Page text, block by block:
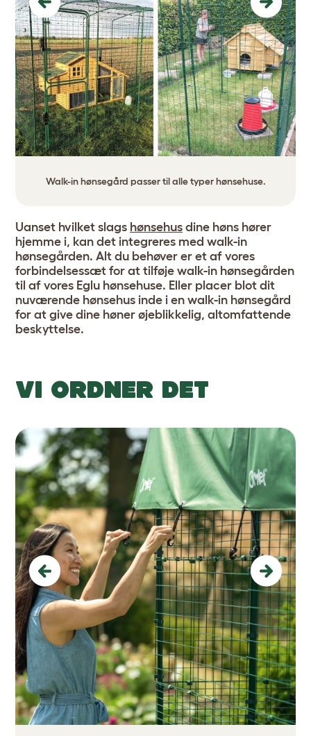
Walk-in hønsegård passer til alle typer hønsehuse.
Previous Next
Uanset hvilket slags hønsehus dine høns hører
hjemme i, kan det integreres med walk-in
hønsegården. Alt du behøver er et af vores
forbindelsessæt for at tilføje walk-in hønsegården
til af vores Eglu hønsehuse. Eller placer blot dit
nuværende hønsehus inde i en walk-in hønsegård
for at give dine høner øjeblikkelig, altomfattende
beskyttelse.
VI ORDNER DET
Previous Next